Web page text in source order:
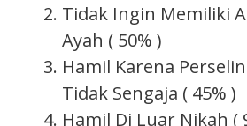
Tidak Ingin Memiliki
Ayah ( 50% )
Hamil Karena
Tidak Sengaja ( 45% )
Hamil Di Luar Nikah (